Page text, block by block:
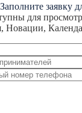
Заполните заявку
для
Новации,